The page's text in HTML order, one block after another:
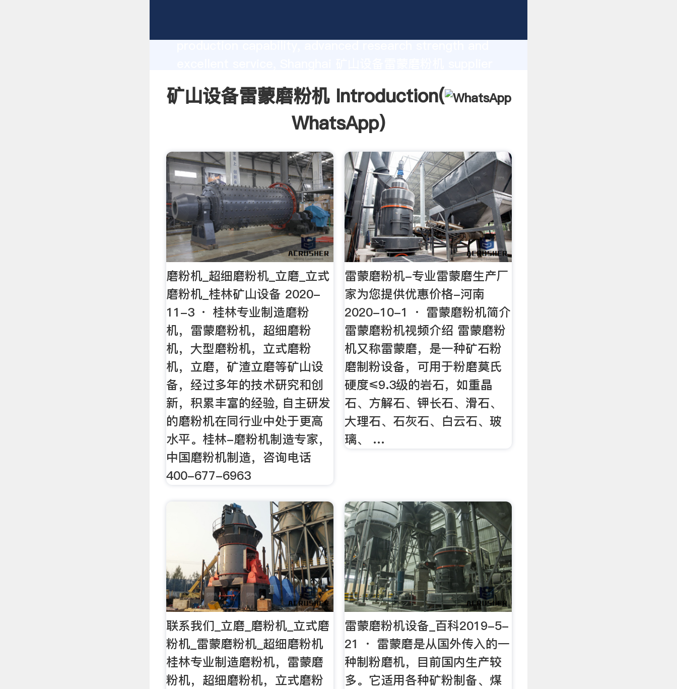
create the value and bring values to all of customers.
矿山设备雷蒙磨粉机 Introduction(
WhatsApp)
磨粉机_超细磨粉机_立磨_立式
磨粉机_桂林矿山设备 2020-
11-3 · 桂林专业制造磨粉
机，雷蒙磨粉机，超细磨粉
机，大型磨粉机，立式磨粉
机，立磨，矿渣立磨等矿山设
备，经过多年的技术研究和创
新，积累丰富的经验, 自主研发
的磨粉机在同行业中处于更高
水平。桂林-磨粉机制造专家，
中国磨粉机制造，咨询电话
400-677-6963
雷蒙磨粉机-专业雷蒙磨生产厂
家为您提供优惠价格-河南
2020-10-1 · 雷蒙磨粉机简介
雷蒙磨粉机视频介绍 雷蒙磨粉
机又称雷蒙磨，是一种矿石粉
磨制粉设备，可用于粉磨莫氏
硬度≤9.3级的岩石，如重晶
石、方解石、钾长石、滑石、
大理石、石灰石、白云石、玻
璃、 …
联系我们_立磨_磨粉机_立式磨
粉机_雷蒙磨粉机_超细磨粉机
桂林专业制造磨粉机，雷蒙磨
粉机，超细磨粉机，立式磨粉
雷蒙磨粉机设备_百科2019-5-
21 · 雷蒙磨是从国外传入的一
种制粉磨机，目前国内生产较
多。它适用各种矿粉制备、煤